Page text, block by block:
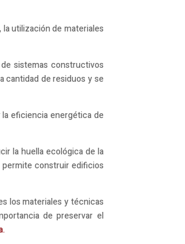
utilización de materiales
sistemas constructivos
cantidad de residuos y se
eficiencia energética de
la huella ecológica de la
permite construir edificios
los materiales y técnicas
de preservar el